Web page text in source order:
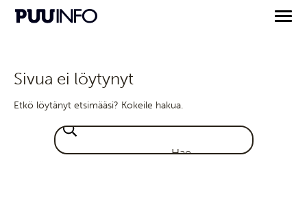
Sivua ei löytynyt
Etkö löytänyt etsimääsi? Kokeile hakua.